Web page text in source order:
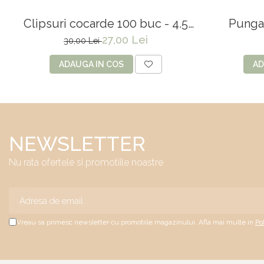
Clipsuri cocarde 100 buc - 4.5
cm
30,00 Lei27,00 Lei
ADAUGA IN COS
NEWSLETTER
Nu rata ofertele si promotiile noastre
Vreau sa primesc newsletter cu promotiile magazinului. Afla mai multe in